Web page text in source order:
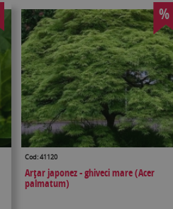
%
Cod: 41120
Arţar japonez - ghiveci mare (Acer
palmatum)